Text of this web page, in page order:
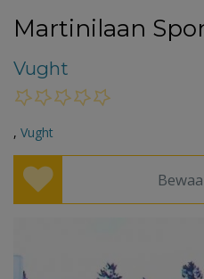
Martinilaan
Vught
, Vught